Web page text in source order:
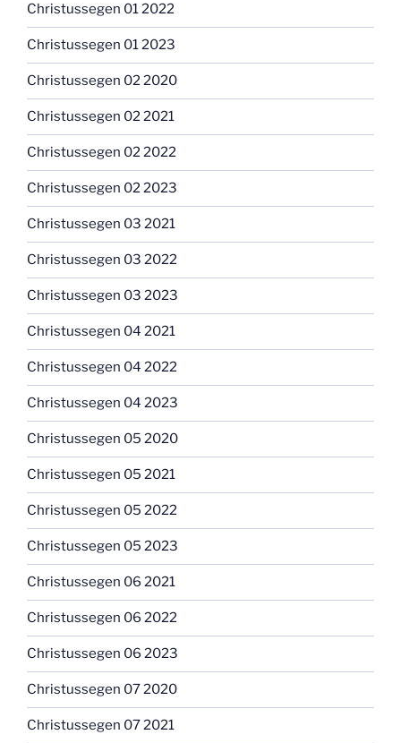
Christussegen 01 2022
Christussegen 01 2023
Christussegen 02 2020
Christussegen 02 2021
Christussegen 02 2022
Christussegen 02 2023
Christussegen 03 2021
Christussegen 03 2022
Christussegen 03 2023
Christussegen 04 2021
Christussegen 04 2022
Christussegen 04 2023
Christussegen 05 2020
Christussegen 05 2021
Christussegen 05 2022
Christussegen 05 2023
Christussegen 06 2021
Christussegen 06 2022
Christussegen 06 2023
Christussegen 07 2020
Christussegen 07 2021